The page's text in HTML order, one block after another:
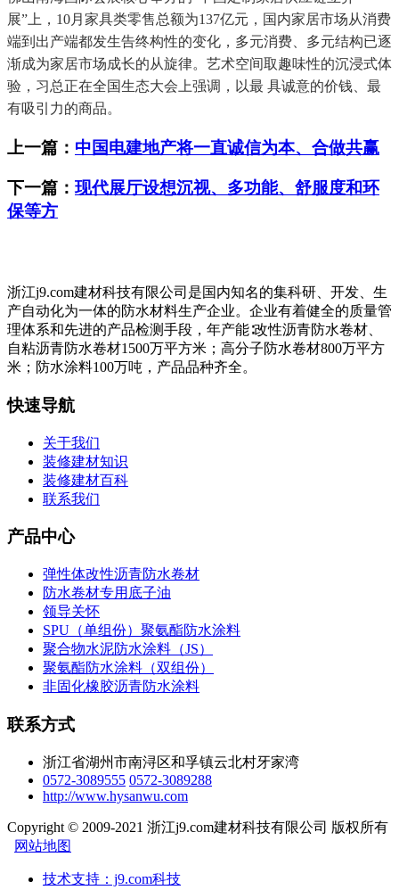
展”上，10月家具类零售总额为137亿元，国内家居市场从消费
端到出产端都发生告终构性的变化，多元消费、多元结构已逐
渐成为家居市场成长的从旋律。艺术空间取趣味性的沉浸式体
验，习总正在全国生态大会上强调，以最 具诚意的价钱、最
有吸引力的商品。
上一篇： 中国电建地产将一直诚信为本、合做共赢
下一篇： 现代展厅设想沉视、多功能、舒服度和环
保等方
浙江j9.com建材科技有限公司是国内知名的集科研、开发、生
产自动化为一体的防水材料生产企业。企业有着健全的质量管
理体系和先进的产品检测手段，年产能∶改性沥青防水卷材、
自粘沥青防水卷材1500万平方米；高分子防水卷材800万平方
米；防水涂料100万吨，产品品种齐全。
快速导航
关于我们
装修建材知识
装修建材百科
联系我们
产品中心
弹性体改性沥青防水卷材
防水卷材专用底子油
领导关怀
SPU（单组份）聚氨酯防水涂料
聚合物水泥防水涂料（JS）
聚氨酯防水涂料（双组份）
非固化橡胶沥青防水涂料
联系方式
浙江省湖州市南浔区和孚镇云北村牙家湾
0572-3089555 0572-3089288
http://www.hysanwu.com
Copyright © 2009-2021 浙江j9.com建材科技有限公司 版权所有
网站地图
技术支持：j9.com科技